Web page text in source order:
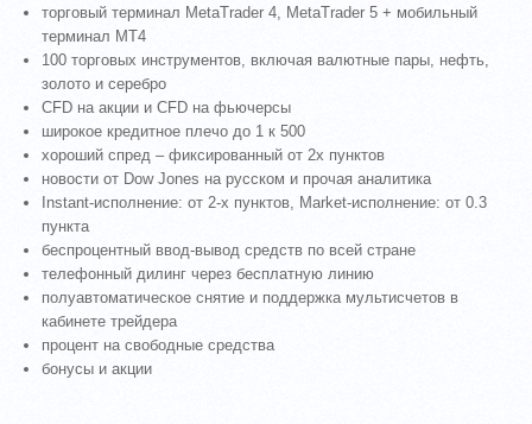
торговый терминал MetaTrader 4, MetaTrader 5 + мобильный
терминал MT4
100 торговых инструментов, включая валютные пары, нефть,
золото и серебро
CFD на акции и CFD на фьючерсы
широкое кредитное плечо до 1 к 500
хороший спред – фиксированный от 2х пунктов
новости от Dow Jones на русском и прочая аналитика
Instant-исполнение: от 2-х пунктов, Market-исполнение: от 0.3
пункта
беспроцентный ввод-вывод средств по всей стране
телефонный дилинг через бесплатную линию
полуавтоматическое снятие и поддержка мультисчетов в
кабинете трейдера
процент на свободные средства
бонусы и акции